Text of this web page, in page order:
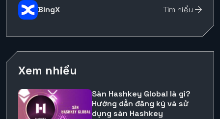
BingX Tìm hiểu
Xem nhiều
Sàn Hashkey Global là gì?
Hướng dẫn đăng ký và sử
dụng sàn Hashkey